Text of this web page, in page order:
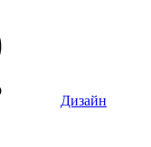
Дизайн